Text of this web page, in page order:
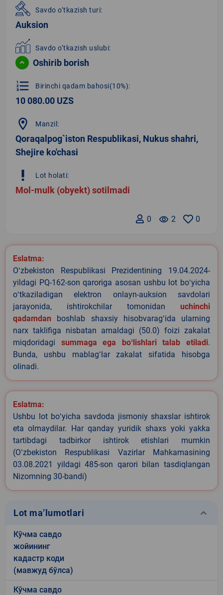
Savdo o‘tkazish turi:
Auksion
Savdo o‘tkazish uslubi:
Oshirib borish
format_list_numbered Birinchi qadam bahosi(10%):
10 080.00 UZS
location_on Manzil:
Qoraqalpog`iston Respublikasi, Nukus shahri,
Shejire ko'chasi
priority_high Lot holati:
Mol-mulk (obyekt) sotilmadi
0
remove_red_eye 2
0
Eslatma:
Oʻzbekiston Respublikasi Prezidentining 19.04.2024-
yildagi PQ-162-son qaroriga asosan ushbu lot boʻyicha
oʻtkaziladigan elektron onlayn-auksion savdolari
jarayonida, ishtirokchilar tomonidan uchinchi
qadamdan boshlab shaxsiy hisobvaragʻida ularning
narx taklifiga nisbatan amaldagi (50.0) foizi zakalat
miqdoridagi summaga ega boʻlishlari talab etiladi.
Bunda, ushbu mablagʻlar zakalat sifatida hisobga
olinadi.
Eslatma:
Ushbu lot boʻyicha savdoda jismoniy shaxslar ishtirok
eta olmaydilar. Har qanday yuridik shaxs yoki yakka
tartibdagi tadbirkor ishtirok etishlari mumkin
(Oʻzbekiston Respublikasi Vazirlar Mahkamasining
03.08.2021 yildagi 485-son qarori bilan tasdiqlangan
Nizomning 30-bandi)
Lot ma’lumotlari keyboard_arrow_down
Кўчма савдо
жойининг
кадастр коди
(мавжуд бўлса)
Кўчма савдо